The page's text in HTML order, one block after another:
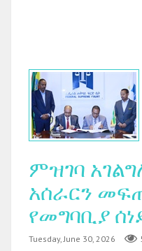
ምዝገባ
አሰራርን
የመግባቢያ
Tuesday, June 30, 2026